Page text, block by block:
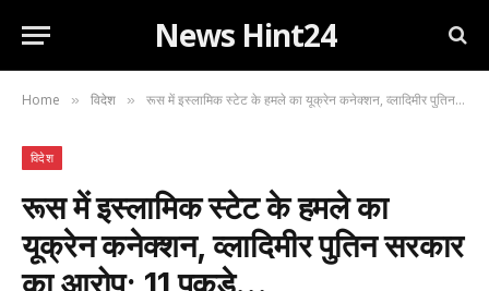
News Hint24
Home » विदेश » रूस में इस्लामिक स्टेट के हमले का यूक्रेन कनेक्शन, व्लादिमीर पुतिन सरकार का आरोप; 11 पकड़े…
विदेश
रूस में इस्लामिक स्टेट के हमले का
यूक्रेन कनेक्शन, व्लादिमीर पुतिन सरकार